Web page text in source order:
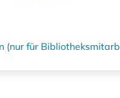
(nur für